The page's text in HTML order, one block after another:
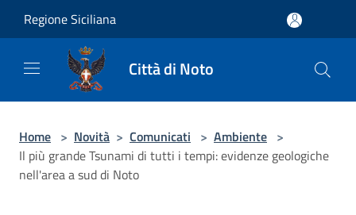
Regione Siciliana
Città di Noto
Home > Novità > Comunicati > Ambiente >
Il più grande Tsunami di tutti i tempi: evidenze geologiche
nell'area a sud di Noto